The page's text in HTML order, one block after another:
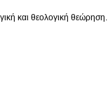
και θεολογική θεώρηση.